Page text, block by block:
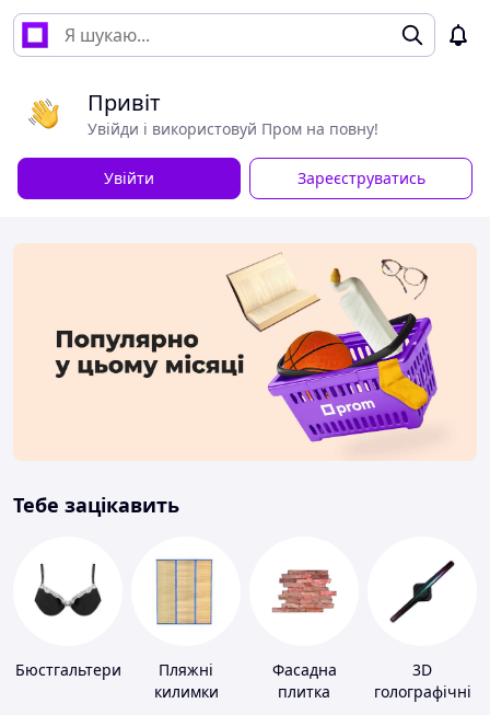
Привіт
Увійди і використовуй Пром на повну!
Увійти Зареєструватись
Тебе зацікавить
Бюстгальтери
Пляжні
килимки
Фасадна
плитка
3D
голографічні